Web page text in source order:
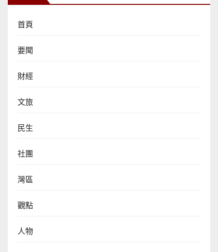
首頁
要聞
財經
文旅
民生
社團
灣區
觀點
人物